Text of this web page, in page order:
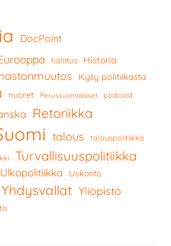
DocPoint
hallitus Historia
Kysy politiikasta
nuoret Perussuomalaiset podcast
Retoriikka
talous talouspolitiikka
Turvallisuuspolitiikka
Ulkopolitiikka Uskonto
Yhdysvallat Yliopisto